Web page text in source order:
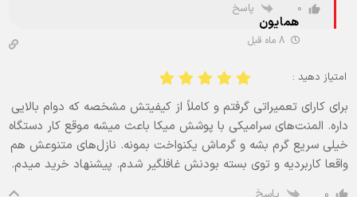
0 پاسخ
همایون
امتیاز دهید :
برای کارای تعمیراتی گرفتم و کاملاً از کیفیتش مشخصه که دوام بالایی
داره. المنت‌های سرامیکی با پوشش میکا باعث میشه موقع کار دستگاه
خیلی سریع گرم بشه و گرماش یکنواخت بمونه. نازل‌های متنوعش هم
واقعا کاربردیه و توی بسته بودنش غافلگیر شدم. پیشنهاد خرید میدم.